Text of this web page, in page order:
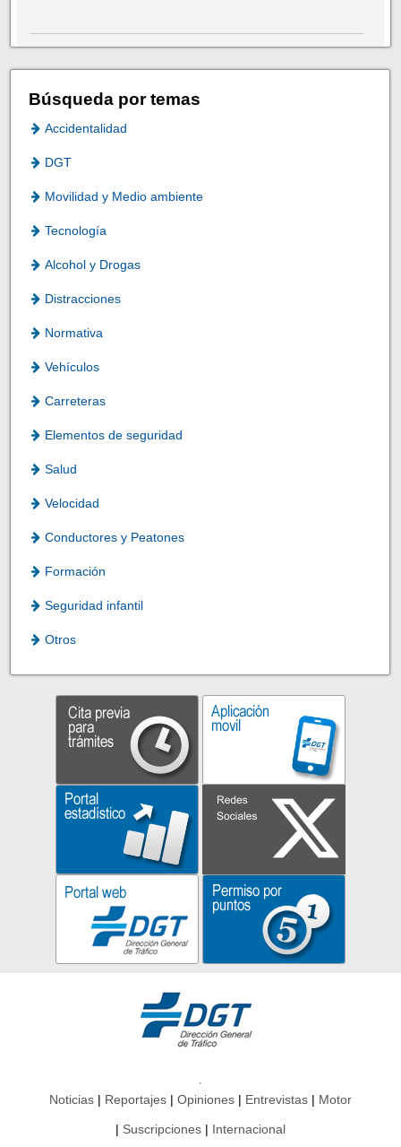
Búsqueda por temas
Accidentalidad
DGT
Movilidad y Medio ambiente
Tecnología
Alcohol y Drogas
Distracciones
Normativa
Vehículos
Carreteras
Elementos de seguridad
Salud
Velocidad
Conductores y Peatones
Formación
Seguridad infantil
Otros
Noticias Reportajes Opiniones Entrevistas Motor
Suscripciones Internacional